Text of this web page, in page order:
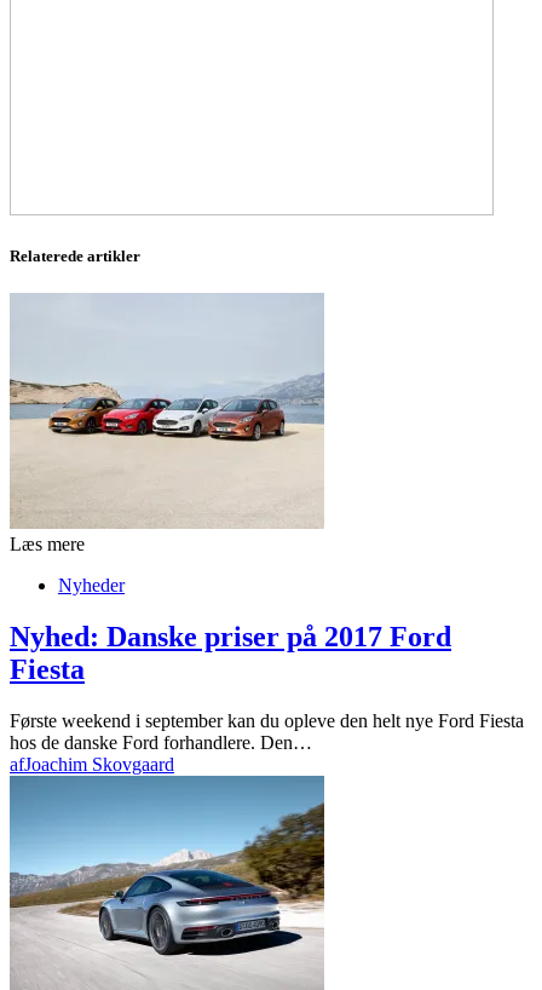
Relaterede artikler
Læs mere
Nyheder
Nyhed: Danske priser på 2017 Ford
Fiesta
Første weekend i september kan du opleve den helt nye Ford Fiesta
hos de danske Ford forhandlere. Den…
afJoachim Skovgaard